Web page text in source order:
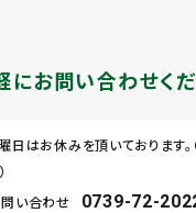
にお問い合わせくだ
い合わせ 0739-72-
曜日はお休みを頂いております